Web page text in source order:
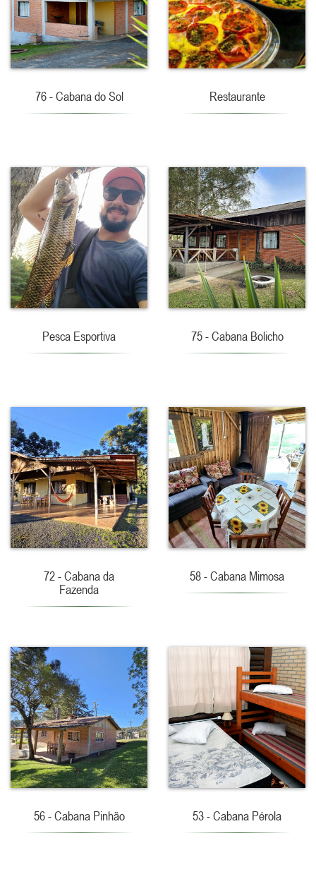
76 - Cabana do Sol Restaurante
Pesca Esportiva 75 - Cabana Bolicho
72 - Cabana da
Fazenda
58 - Cabana Mimosa
56 - Cabana Pinhão 53 - Cabana Pérola